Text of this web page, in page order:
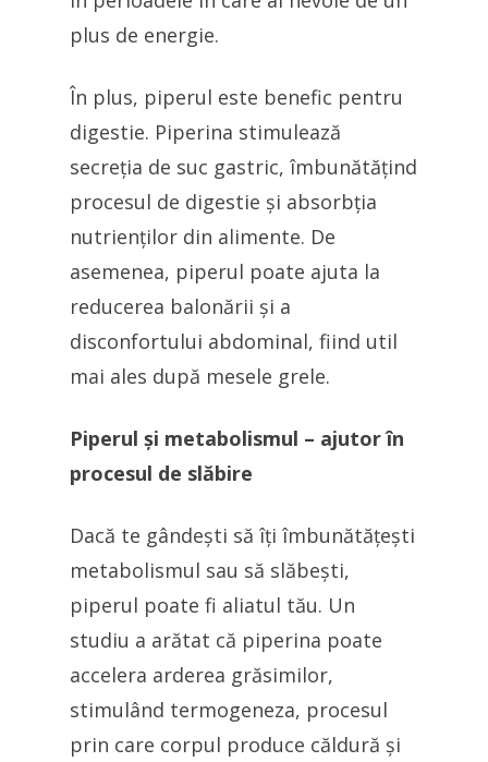
plus de energie.
În plus, piperul este benefic pentru
digestie. Piperina stimulează
secreția de suc gastric, îmbunătățind
procesul de digestie și absorbția
nutrienților din alimente. De
asemenea, piperul poate ajuta la
reducerea balonării și a
disconfortului abdominal, fiind util
mai ales după mesele grele.
Piperul și metabolismul – ajutor în
procesul de slăbire
Dacă te gândești să îți îmbunătățești
metabolismul sau să slăbești,
piperul poate fi aliatul tău. Un
studiu a arătat că piperina poate
accelera arderea grăsimilor,
stimulând termogeneza, procesul
prin care corpul produce căldură și